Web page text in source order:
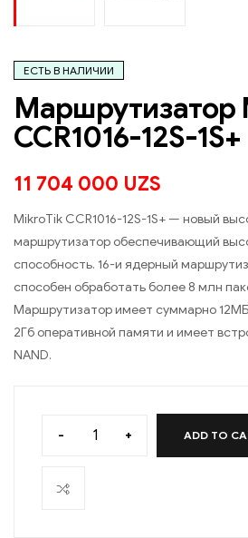
ЕСТЬ В НАЛИЧИИ
Маршрутизатор
CCR1016-12S-1S+
11 704 000 UZS
MikroTik CCR1016-12S-1S+ — новый
маршрутизатор обеспечивающий
способность. 16-и ядерный
способен обработать более 8 млн
Маршрутизатор имеет суммарно
2Гб оперативной памяти и имеет
NAND.
- + ADD TO